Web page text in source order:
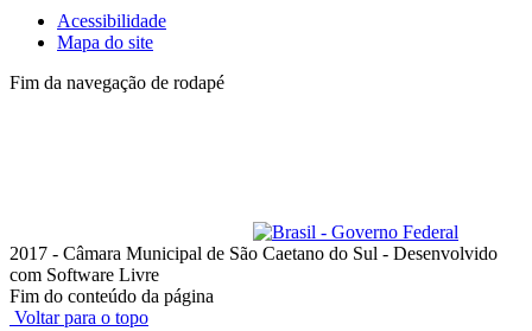
Acessibilidade
Mapa do site
Fim da navegação de rodapé
2017 - Câmara Municipal de São Caetano do Sul - Desenvolvido
com Software Livre
Fim do conteúdo da página
Voltar para o topo